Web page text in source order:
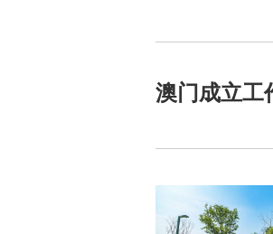
澳门成立工